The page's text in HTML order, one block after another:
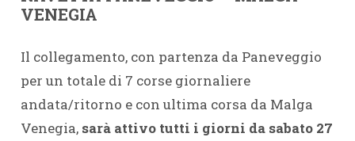
VENEGIA
Il collegamento, con partenza da Paneveggio
per un totale di 7 corse giornaliere
andata/ritorno e con ultima corsa da Malga
Venegia, sarà attivo tutti i giorni da sabato 27